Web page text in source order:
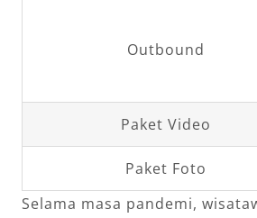
Outbound
Paket Video
Paket Foto
Selama masa pandemi,